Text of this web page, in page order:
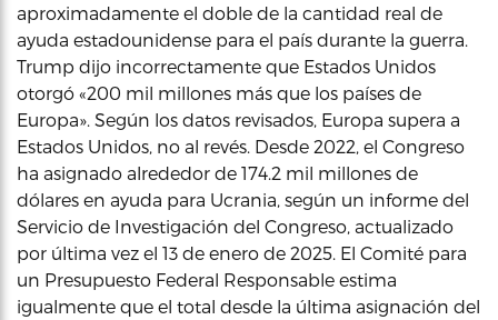
aproximadamente el doble de la cantidad real de
ayuda estadounidense para el país durante la guerra.
Trump dijo incorrectamente que Estados Unidos
otorgó «200 mil millones más que los países de
Europa». Según los datos revisados, Europa supera a
Estados Unidos, no al revés. Desde 2022, el Congreso
ha asignado alrededor de 174.2 mil millones de
dólares en ayuda para Ucrania, según un informe del
Servicio de Investigación del Congreso, actualizado
por última vez el 13 de enero de 2025. El Comité para
un Presupuesto Federal Responsable estima
igualmente que el total desde la última asignación del